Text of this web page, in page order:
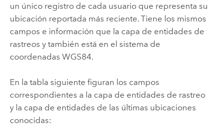
un único registro de cada usuario que representa su
ubicación reportada más reciente. Tiene los mismos
campos e información que la capa de entidades de
rastreos y también está en el sistema de
coordenadas WGS84.
En la tabla siguiente figuran los campos
correspondientes a la capa de entidades de rastreo
y la capa de entidades de las últimas ubicaciones
conocidas: